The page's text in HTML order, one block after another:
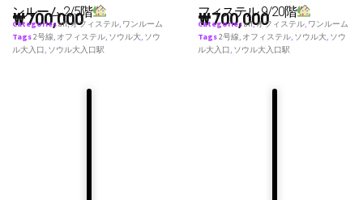
ンルーム 2/5階
₩700,000
Categoriesall,オフィステル, ワンルーム
Tags2号線, オフィステル, ソウル大, ソウ
ル大入口, ソウル大入口駅
フィステル 9/20階
₩700,000
Categoriesall,オフィステル, ワンルーム
Tags2号線, オフィステル, ソウル大, ソウ
ル大入口, ソウル大入口駅